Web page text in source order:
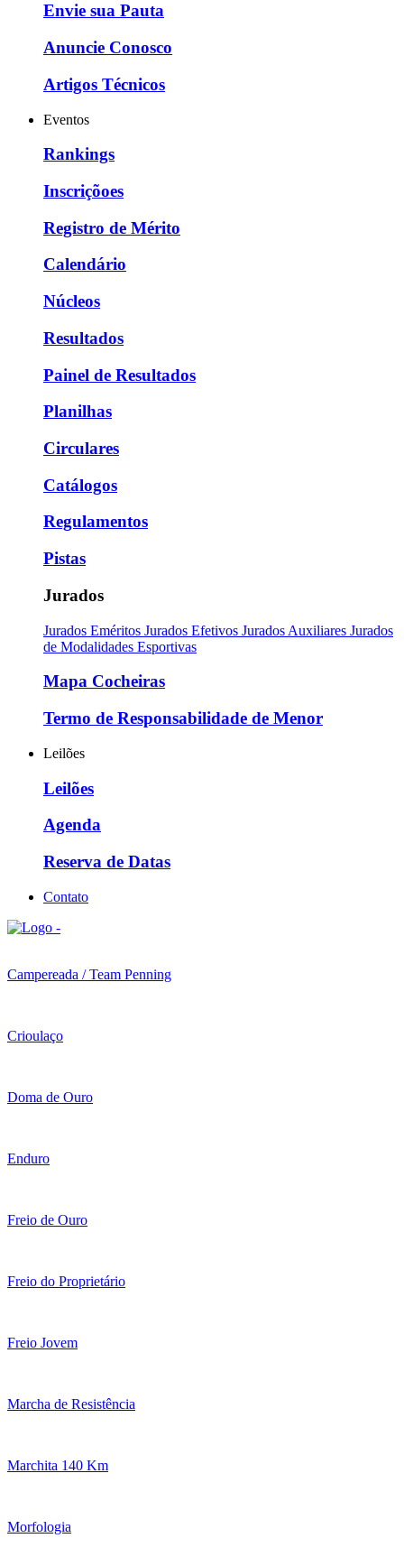
Envie sua Pauta
Anuncie Conosco
Artigos Técnicos
Eventos
Rankings
Inscriçõoes
Registro de Mérito
Calendário
Núcleos
Resultados
Painel de Resultados
Planilhas
Circulares
Catálogos
Regulamentos
Pistas
Jurados
Jurados Eméritos Jurados Efetivos Jurados Auxiliares Jurados
de Modalidades Esportivas
Mapa Cocheiras
Termo de Responsabilidade de Menor
Leilões
Leilões
Agenda
Reserva de Datas
Contato
Campereada / Team Penning
Crioulaço
Doma de Ouro
Enduro
Freio de Ouro
Freio do Proprietário
Freio Jovem
Marcha de Resistência
Marchita 140 Km
Morfologia